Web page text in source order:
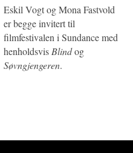
Eskil Vogt og Mona Fastvold
er begge invitert til
filmfestivalen i Sundance med
henholdsvis Blindog
Søvngjengeren.